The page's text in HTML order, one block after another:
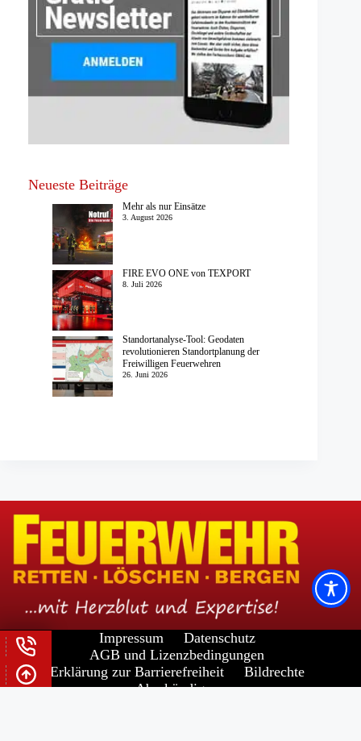
Neueste Beiträge
Mehr als nur Einsätze
3. August 2026
FIRE EVO ONE von TEXPORT
8. Juli 2026
Standortanalyse-Tool: Geodaten
revolutionieren Standortplanung der
Freiwilligen Feuerwehren
26. Juni 2026
Impressum
Datenschutz
AGB und Lizenzbedingungen
Erklärung zur Barrierefreiheit
Bildrechte
Abo kündigen